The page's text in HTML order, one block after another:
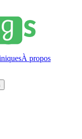
À propos